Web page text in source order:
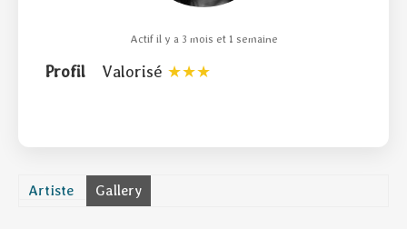
Actif il y a 3 mois et 1 semaine
Profil Valorisé
Artiste Gallery